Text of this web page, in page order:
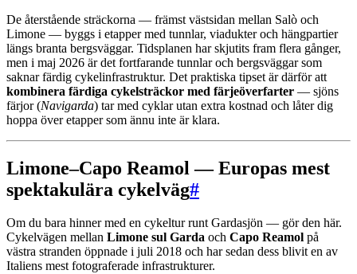
De återstående sträckorna — främst västsidan mellan Salò och
Limone — byggs i etapper med tunnlar, viadukter och hängpartier
längs branta bergsväggar. Tidsplanen har skjutits fram flera gånger,
men i maj 2026 är det fortfarande tunnlar och bergsväggar som
saknar färdig cykelinfrastruktur. Det praktiska tipset är därför att
kombinera färdiga cykelsträckor med färjeöverfarter — sjöns
färjor (Navigarda) tar med cyklar utan extra kostnad och låter dig
hoppa över etapper som ännu inte är klara.
Limone–Capo Reamol — Europas mest
spektakulära cykelväg#
Om du bara hinner med en cykeltur runt Gardasjön — gör den här.
Cykelvägen mellan Limone sul Garda och Capo Reamol på
västra stranden öppnade i juli 2018 och har sedan dess blivit en av
Italiens mest fotograferade infrastrukturer.